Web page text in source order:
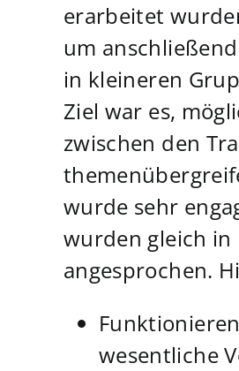
erarbeitet
um
in kleineren
Ziel war es,
zwischen den
wurde sehr
wurden gleich in
angesprochen.
wesentliche